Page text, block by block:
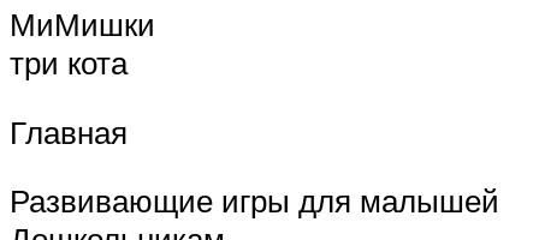
МиМишки
три кота
Главная
Развивающие игры для малышей